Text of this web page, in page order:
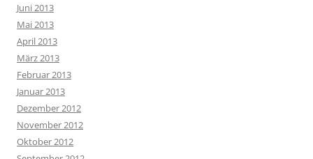
Juni 2013
Mai 2013
April 2013
März 2013
Februar 2013
Januar 2013
Dezember 2012
November 2012
Oktober 2012